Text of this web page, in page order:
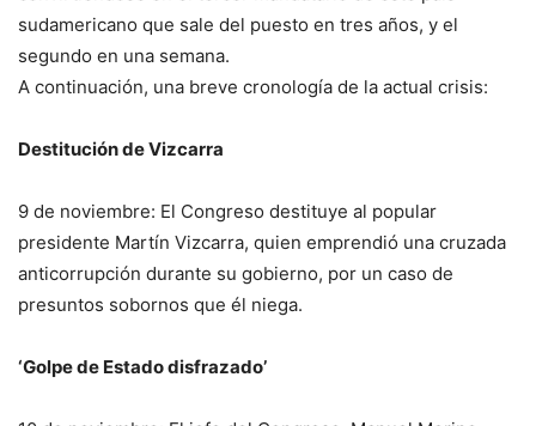
sudamericano que sale del puesto en tres años, y el
segundo en una semana.
A continuación, una breve cronología de la actual crisis:
Destitución de Vizcarra
9 de noviembre: El Congreso destituye al popular
presidente Martín Vizcarra, quien emprendió una cruzada
anticorrupción durante su gobierno, por un caso de
presuntos sobornos que él niega.
‘Golpe de Estado disfrazado’